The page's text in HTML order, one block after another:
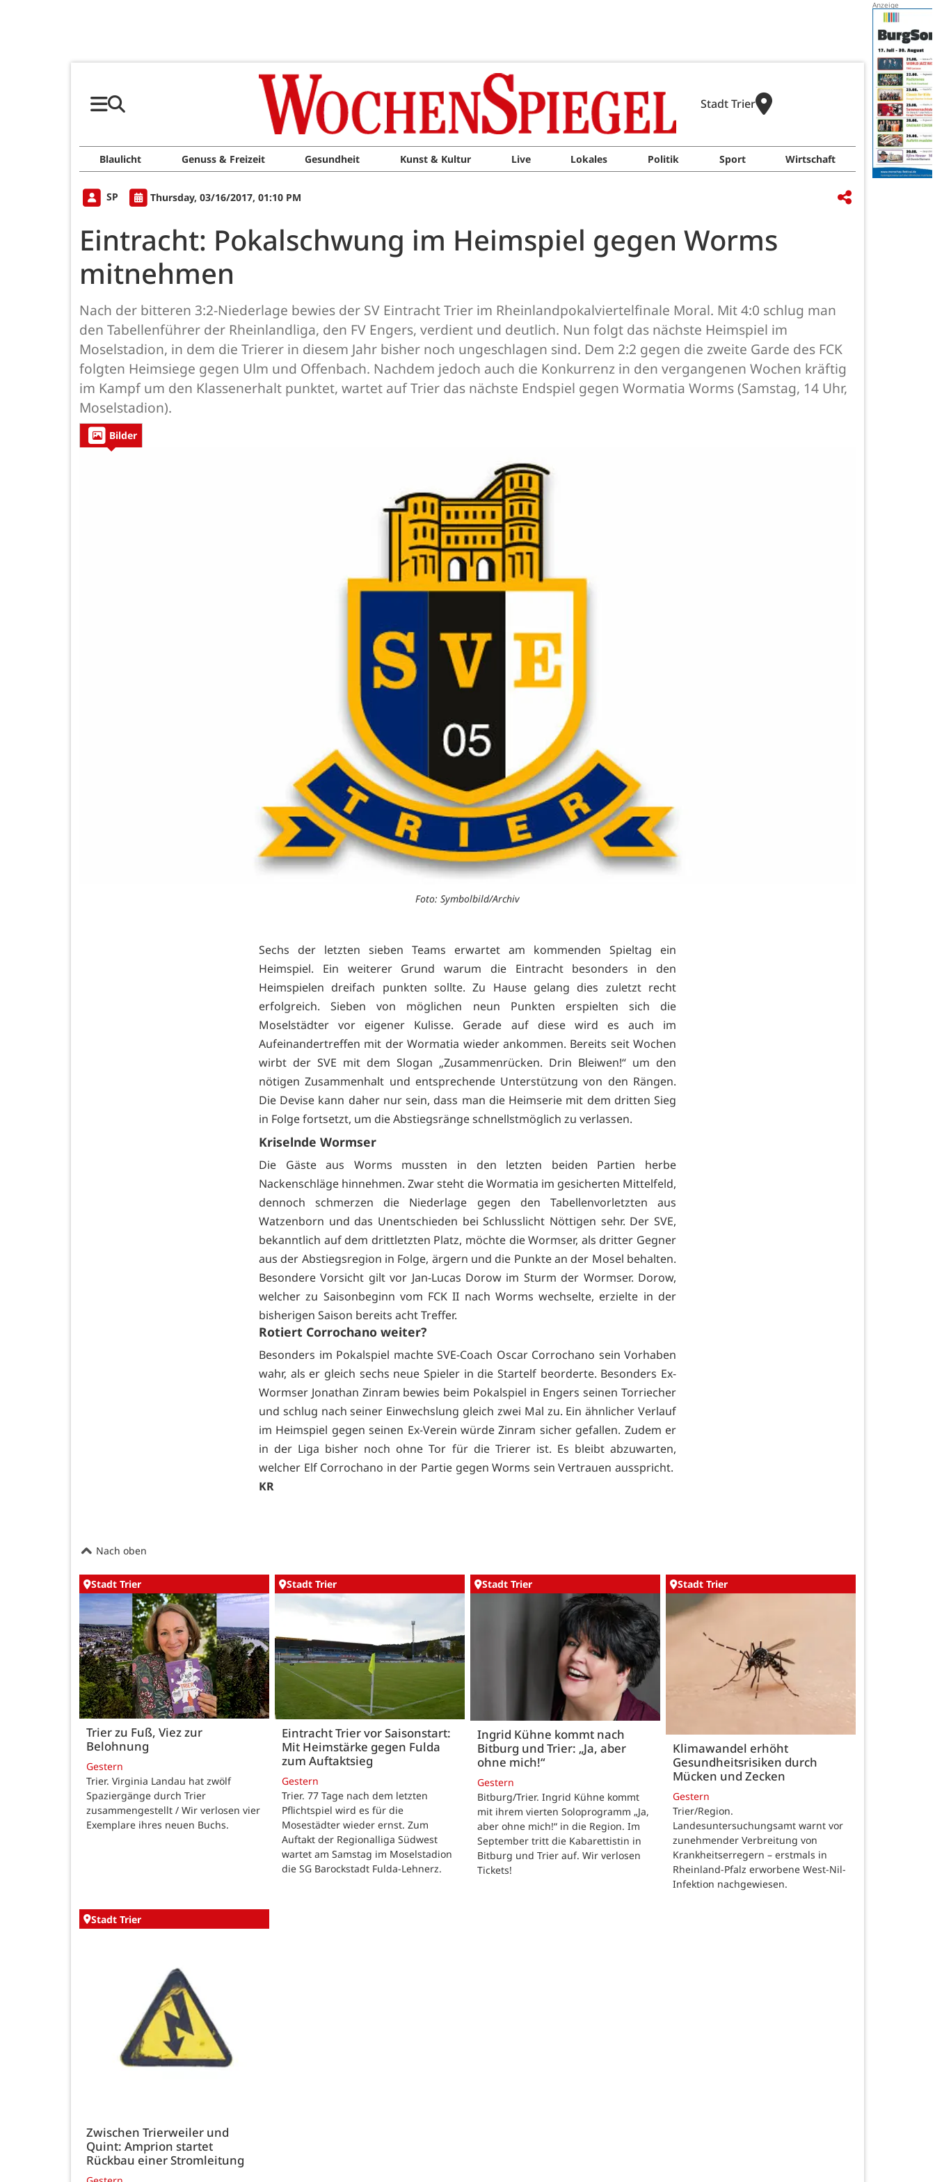
Stadt Trier
Blaulicht Genuss & Freizeit Gesundheit Kunst & Kultur Live Lokales Politik Sport Wirtschaft
SP Thursday, 03/16/2017, 01:10 PM
Eintracht: Pokalschwung im Heimspiel gegen Worms
mitnehmen
Nach der bitteren 3:2-Niederlage bewies der SV Eintracht Trier im Rheinlandpokalviertelfinale Moral. Mit 4:0 schlug man
den Tabellenführer der Rheinlandliga, den FV Engers, verdient und deutlich. Nun folgt das nächste Heimspiel im
Moselstadion, in dem die Trierer in diesem Jahr bisher noch ungeschlagen sind. Dem 2:2 gegen die zweite Garde des FCK
folgten Heimsiege gegen Ulm und Offenbach. Nachdem jedoch auch die Konkurrenz in den vergangenen Wochen kräftig
im Kampf um den Klassenerhalt punktet, wartet auf Trier das nächste Endspiel gegen Wormatia Worms (Samstag, 14 Uhr,
Moselstadion).
Bilder
Foto: Symbolbild/Archiv
Sechs der letzten sieben Teams erwartet am kommenden Spieltag ein
Heimspiel. Ein weiterer Grund warum die Eintracht besonders in den
Heimspielen dreifach punkten sollte. Zu Hause gelang dies zuletzt recht
erfolgreich. Sieben von möglichen neun Punkten erspielten sich die
Moselstädter vor eigener Kulisse. Gerade auf diese wird es auch im
Aufeinandertreffen mit der Wormatia wieder ankommen. Bereits seit Wochen
wirbt der SVE mit dem Slogan „Zusammenrücken. Drin Bleiwen!“ um den
nötigen Zusammenhalt und entsprechende Unterstützung von den Rängen.
Die Devise kann daher nur sein, dass man die Heimserie mit dem dritten Sieg
in Folge fortsetzt, um die Abstiegsränge schnellstmöglich zu verlassen.
Kriselnde Wormser
Die Gäste aus Worms mussten in den letzten beiden Partien herbe
Nackenschläge hinnehmen. Zwar steht die Wormatia im gesicherten Mittelfeld,
dennoch schmerzen die Niederlage gegen den Tabellenvorletzten aus
Watzenborn und das Unentschieden bei Schlusslicht Nöttigen sehr. Der SVE,
bekanntlich auf dem drittletzten Platz, möchte die Wormser, als dritter Gegner
aus der Abstiegsregion in Folge, ärgern und die Punkte an der Mosel behalten.
Besondere Vorsicht gilt vor Jan-Lucas Dorow im Sturm der Wormser. Dorow,
welcher zu Saisonbeginn vom FCK II nach Worms wechselte, erzielte in der
bisherigen Saison bereits acht Treffer.
Rotiert Corrochano weiter?
Besonders im Pokalspiel machte SVE-Coach Oscar Corrochano sein Vorhaben
wahr, als er gleich sechs neue Spieler in die Startelf beorderte. Besonders Ex-
Wormser Jonathan Zinram bewies beim Pokalspiel in Engers seinen Torriecher
und schlug nach seiner Einwechslung gleich zwei Mal zu. Ein ähnlicher Verlauf
im Heimspiel gegen seinen Ex-Verein würde Zinram sicher gefallen. Zudem er
in der Liga bisher noch ohne Tor für die Trierer ist. Es bleibt abzuwarten,
welcher Elf Corrochano in der Partie gegen Worms sein Vertrauen ausspricht.
KR
Nach oben
Stadt Trier
Trier zu Fuß, Viez zur
Belohnung
Gestern
Trier. Virginia Landau hat zwölf
Spaziergänge durch Trier
zusammengestellt / Wir verlosen vier
Exemplare ihres neuen Buchs.
Stadt Trier
Eintracht Trier vor Saisonstart:
Mit Heimstärke gegen Fulda
zum Auftaktsieg
Gestern
Trier. 77 Tage nach dem letzten
Pflichtspiel wird es für die
Mosestädter wieder ernst. Zum
Auftakt der Regionalliga Südwest
wartet am Samstag im Moselstadion
die SG Barockstadt Fulda-Lehnerz.
Stadt Trier
Ingrid Kühne kommt nach
Bitburg und Trier: „Ja, aber
ohne mich!“
Gestern
Bitburg/Trier. Ingrid Kühne kommt
mit ihrem vierten Soloprogramm „Ja,
aber ohne mich!“ in die Region. Im
September tritt die Kabarettistin in
Bitburg und Trier auf. Wir verlosen
Tickets!
Stadt Trier
Klimawandel erhöht
Gesundheitsrisiken durch
Mücken und Zecken
Gestern
Trier/Region.
Landesuntersuchungsamt warnt vor
zunehmender Verbreitung von
Krankheitserregern – erstmals in
Rheinland-Pfalz erworbene West-Nil-
Infektion nachgewiesen.
Stadt Trier
Zwischen Trierweiler und
Quint: Amprion startet
Rückbau einer Stromleitung